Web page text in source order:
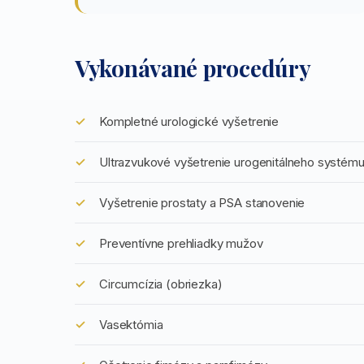
Vykonávané procedúry
Kompletné urologické vyšetrenie
Ultrazvukové vyšetrenie urogenitálneho systému
Vyšetrenie prostaty a PSA stanovenie
Preventívne prehliadky mužov
Circumcízia (obriezka)
Vasektómia